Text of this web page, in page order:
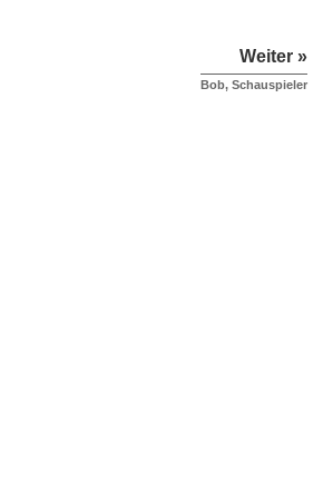
Weiter »
Bob, Schauspieler